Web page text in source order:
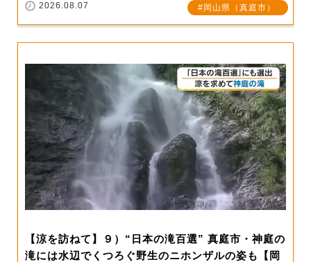
2026.08.07 岡山県（真庭市）
【涼を訪ねて】９）“日本の滝百選” 真庭市・神庭の
滝には水辺でくつろぐ野生のニホンザルの姿も【岡